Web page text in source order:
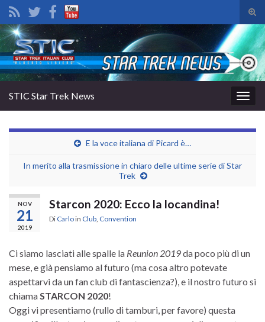
il
di
Search for:
la
STIC Star Trek News
E la voce italiana di Picard è…
In merito alla trasmissione in chiaro delle ultime serie di Star
Trek
NOV
21
2019
Starcon 2020: Ecco la locandina!
Di Carloin Club Convention
Ci siamo lasciati alle spalle la Reunion 2019da poco più di un
mese, e già pensiamo al futuro (ma cosa altro potevate
aspettarvi da un fan club di fantascienza?), e il nostro futuro si
chiama STARCON 2020!
Oggi vi presentiamo (rullo di tamburi, per favore) questa